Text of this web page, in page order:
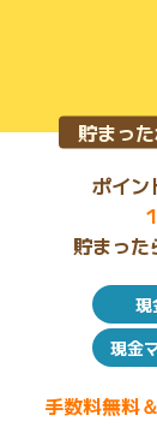
貯まっ
ポイン
貯まった
現
現金
手数料無料